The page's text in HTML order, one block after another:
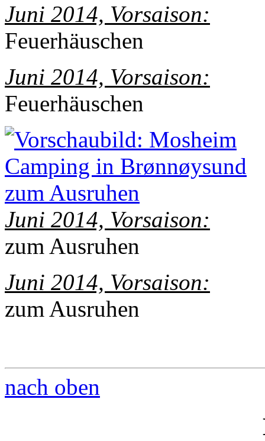
Juni 2014, Vorsaison:
Feuerhäuschen
Juni 2014, Vorsaison:
Feuerhäuschen
Juni 2014, Vorsaison:
zum Ausruhen
Juni 2014, Vorsaison:
zum Ausruhen
nach oben